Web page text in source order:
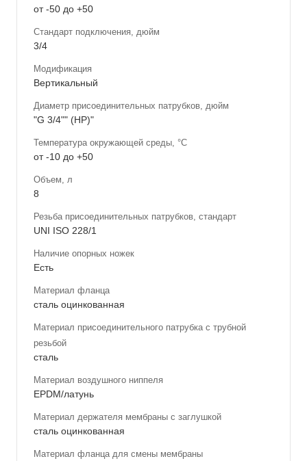
от -50 до +50
Стандарт подключения, дюйм
3/4
Модификация
Вертикальный
Диаметр присоединительных патрубков, дюйм
"G 3/4"" (НР)"
Температура окружающей среды, °С
от -10 до +50
Объем, л
8
Резьба присоединительных патрубков, стандарт
UNI ISO 228/1
Наличие опорных ножек
Есть
Материал фланца
сталь оцинкованная
Материал присоединительного патрубка с трубной
резьбой
сталь
Материал воздушного ниппеля
EPDM/латунь
Материал держателя мембраны с заглушкой
сталь оцинкованная
Материал фланца для смены мембраны